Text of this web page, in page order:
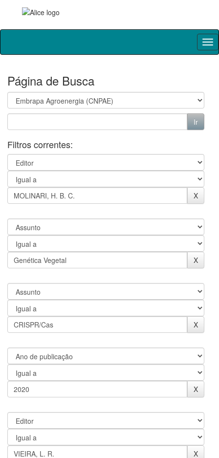
Skip
Página de Busca
Filtros correntes: